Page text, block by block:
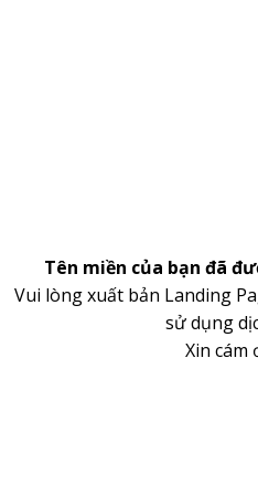
Tên miền của bạn đã
Vui lòng xuất bản Landing
sử dụng
Xin cám